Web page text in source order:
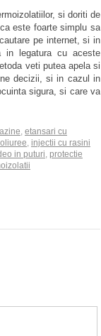
si doriti de
este foarte simplu sa
pe internet, si in
in legatura cu aceste
veti putea apela si
decizii, si in cazul in
sigura, si care va
, etansari cu
, injectii cu rasini
in puturi, protectie